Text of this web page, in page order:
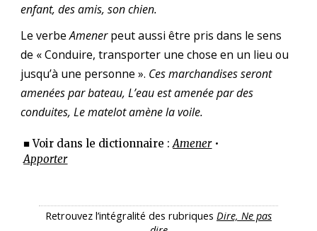
enfant, des amis, son chien.
Le verbeAmenerpeut aussi être pris dans le sens
de « Conduire, transporter une chose en un lieu ou
jusqu’à une personne ». Ces marchandises seront
amenées par bateau, L’eau est amenée par des
conduites, Le matelot amène la voile.
■ Voir dans le dictionnaire :Amener•
Apporter
Retrouvez l’intégralité des rubriques Dire, Ne pas